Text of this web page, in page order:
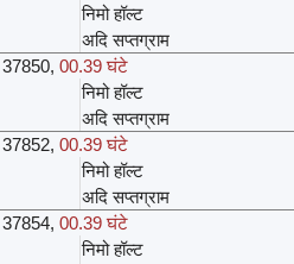
निमो हॉल्ट
अदि सप्तग्राम
37850,00.39 घंटे
निमो हॉल्ट
अदि सप्तग्राम
37852,00.39 घंटे
निमो हॉल्ट
अदि सप्तग्राम
37854,00.39 घंटे
निमो हॉल्ट